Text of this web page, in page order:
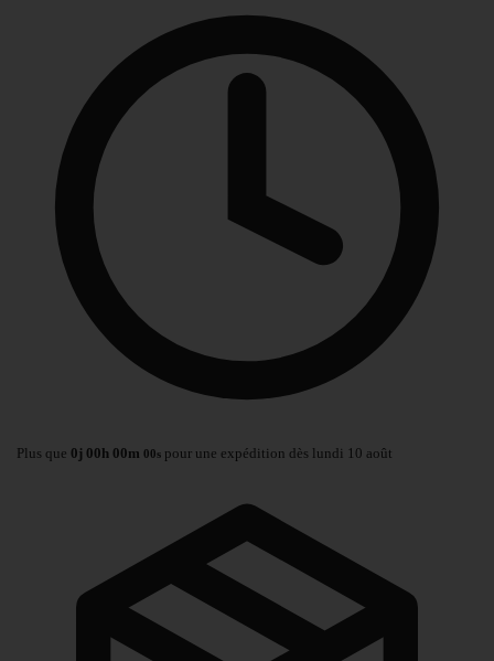
Plus que 0j 00h 00m 00s pour une expédition dès lundi 10 août